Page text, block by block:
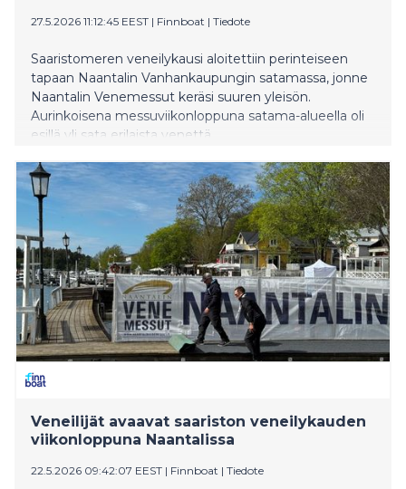
27.5.2026 11:12:45 EEST | Finnboat | Tiedote
Saaristomeren veneilykausi aloitettiin perinteiseen
tapaan Naantalin Vanhankaupungin satamassa, jonne
Naantalin Venemessut keräsi suuren yleisön.
Aurinkoisena messuviikonloppuna satama-alueella oli
esillä yli sata erilaista venettä.
Veneilijät avaavat saariston veneilykauden
viikonloppuna Naantalissa
22.5.2026 09:42:07 EEST | Finnboat | Tiedote